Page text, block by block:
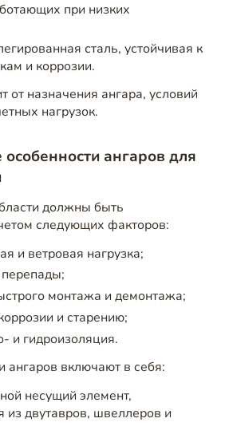
при низких
сталь, устойчивая к
и коррозии.
от назначения ангара, условий
нагрузок.
ангаров для
должны быть
следующих факторов:
и ветровая нагрузка;
монтажа и демонтажа;
и старению;
и гидроизоляция.
ангаров включают в себя:
несущий элемент,
из двутавров, швеллеров и